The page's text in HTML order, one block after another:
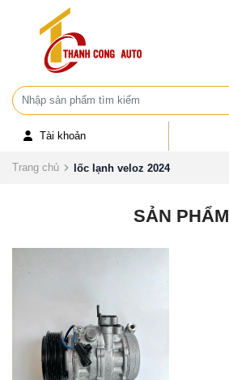
Tài khoản
Trang chủ lốc lạnh veloz 2024
SẢN PHẨM